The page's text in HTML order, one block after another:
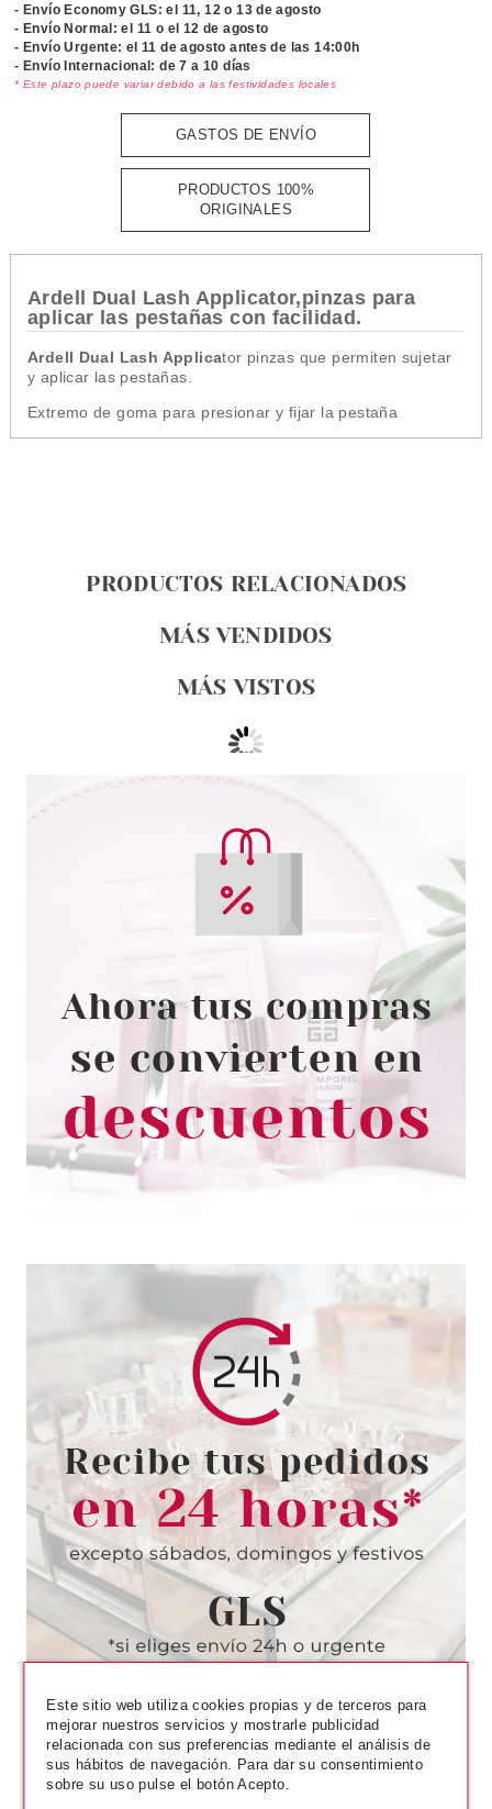
- Envío Economy GLS: el 11, 12 o 13 de agosto
- Envío Normal: el 11 o el 12 de agosto
- Envío Urgente: el11 de agosto antes de las 14:00h
- Envío Internacional: de 7 a 10 días
* Este plazo puede variar debido a las festividades locales
GASTOS DE ENVÍO
PRODUCTOS 100%
ORIGINALES
Ardell Dual Lash Applicator,pinzas para
aplicar las pestañas con facilidad.
Ardell Dual Lash Applicator pinzas que permiten sujetar
y aplicar las pestañas.
Extremo de goma para presionar y fijar la pestaña
PRODUCTOS RELACIONADOS
MÁS VENDIDOS
MÁS VISTOS
ARDELL
ARDELL DURALASH NATURALS
PESTAÑAS LONG BROWN
desde
3.59€
UBU PLUCKABLE SLANT TIP
TWEEZER PINZA DE PUNTA
ANGULAR
Pvr 4.95€
-47%
desde
2.60€
Este sitio web utiliza cookies propias y de terceros para
mejorar nuestros servicios y mostrarle publicidad
relacionada con sus preferencias mediante el análisis de
sus hábitos de navegación. Para dar su consentimiento
sobre su uso pulse el botón Acepto.